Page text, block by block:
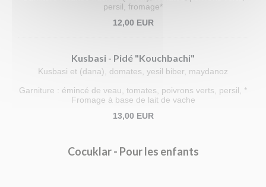
persil, fromage*
12,00 EUR
Kusbasi - Pidé "Kouchbachi"
Kusbasi et (dana), domates, yesil biber, maydanoz
Garniture : émincé de veau, tomates, poivrons verts, persil, *
Fromage à base de lait de vache
13,00 EUR
Cocuklar - Pour les enfants